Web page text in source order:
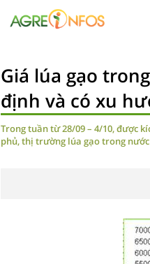
Giá lúa gạo
định và có xu
Trong tuần từ 28/09 – 4/10, được
phủ, thị trường lúa gạo trong